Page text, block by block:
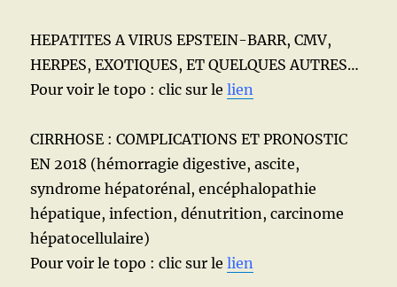
HEPATITES A VIRUS EPSTEIN-BARR, CMV,
HERPES, EXOTIQUES, ET QUELQUES AUTRES…
Pour voir le topo : clic sur lelien
CIRRHOSE : COMPLICATIONS ET PRONOSTIC
EN 2018 (hémorragie digestive, ascite,
syndrome hépatorénal, encéphalopathie
hépatique, infection, dénutrition, carcinome
hépatocellulaire)
Pour voir le topo : clic sur lelien